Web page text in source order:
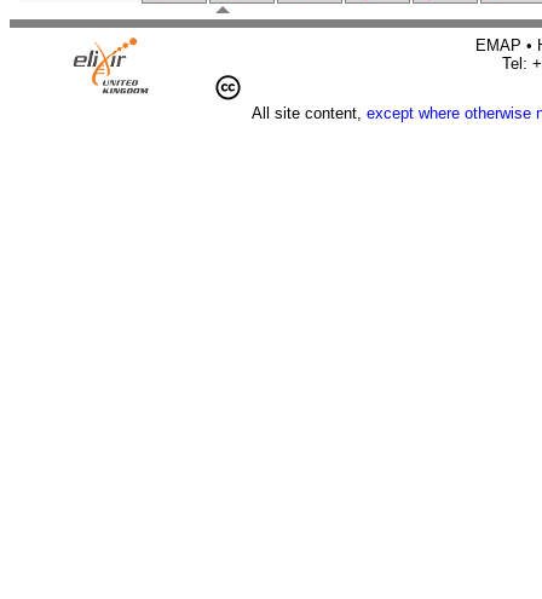
EMAP •
Tel:
All site content, except where otherwise